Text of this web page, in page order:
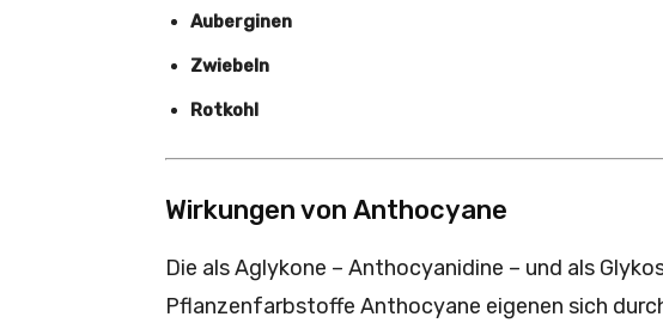
Auberginen
Zwiebeln
Rotkohl
Wirkungen von Anthocyane
Die als Aglykone – Anthocyanidine – und als
Pflanzenfarbstoffe Anthocyane eigenen sich